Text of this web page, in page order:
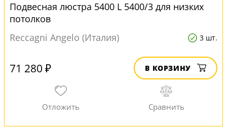
Подвесная люстра 5400 L 5400/3 для низких
потолков
Reccagni Angelo (Италия)
3 шт.
71 280 ₽ В КОРЗИНУ